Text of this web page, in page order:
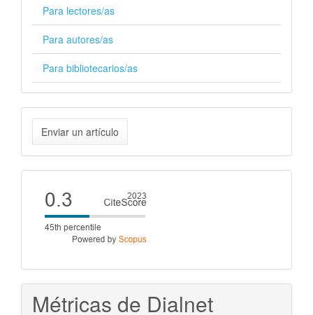
Para lectores/as
Para autores/as
Para bibliotecarios/as
Enviar
un
artículo
Enviar un artículo
Cite
score
Métricas de Dialnet